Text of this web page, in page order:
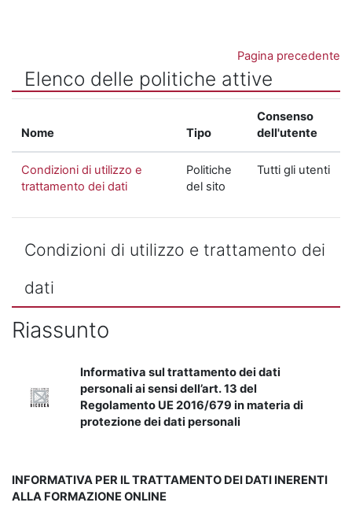
Pagina precedente
Elenco delle politiche attive
Nome Tipo
Consenso
dell'utente
Condizioni di utilizzo e
trattamento dei dati
Politiche
del sito
Tutti gli utenti
Condizioni di utilizzo e trattamento dei
dati
Riassunto
Informativa sul trattamento dei dati
personali ai sensi dell’art. 13 del
Regolamento UE 2016/679 in materia di
protezione dei dati personali
INFORMATIVA PER IL TRATTAMENTO DEI DATI INERENTI
ALLA FORMAZIONE ONLINE